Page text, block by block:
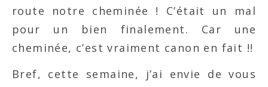
route notre cheminée ! C’était un mal
pour un bien finalement. Car une
cheminée, c’est vraiment canon en fait !!
Bref, cette semaine, j’ai envie de vous